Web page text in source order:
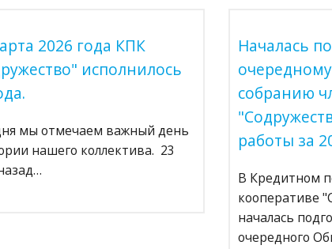
2026 года КПК
исполнилось
мы отмечаем важный день
нашего коллектива. 23
Началась
собранию
работы за
В Кредитном
кооперативе
началась
очередного